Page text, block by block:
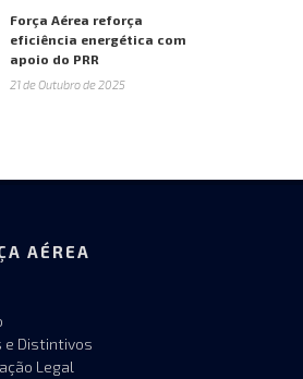
Força Aérea reforça
eficiência energética com
apoio do PRR
21 de Outubro de 2025
AÉREA
e Distintivos
Legal